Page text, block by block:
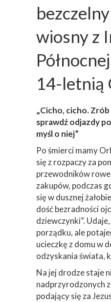
wiosny z
14-letnią
„Cicho, cicho.
sprawdź odjazdy
myśl o niej”
Po śmierci mamy
się z rozpaczy za
przewodników
zakupów, podczas
się w dusznej
dość bezradności
dziewczynki”.
porządku, ale
ucieczkę z domu w
odzyskania świata,
Na jej drodze staje
nadprzyrodzonych
podający się za